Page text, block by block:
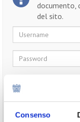
Consenso
documento,
del sito.
Username
Password